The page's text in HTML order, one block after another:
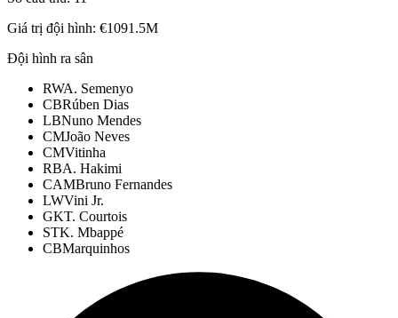
Giá trị đội hình: €1091.5M
Đội hình ra sân
RWA. Semenyo
CBRúben Dias
LBNuno Mendes
CMJoão Neves
CMVitinha
RBA. Hakimi
CAMBruno Fernandes
LWVini Jr.
GKT. Courtois
STK. Mbappé
CBMarquinhos